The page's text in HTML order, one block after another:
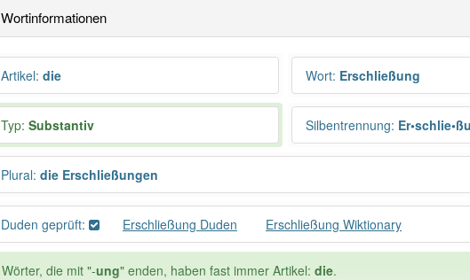
Wortinformationen
Artikel: die Wort: Erschließung
Typ: Substantiv Silbentrennung:
Plural: die Erschließungen
Duden geprüft: Erschließung Duden Erschließung Wiktionary
Wörter, die mit "-ung" enden, haben fast immer Artikel: die.